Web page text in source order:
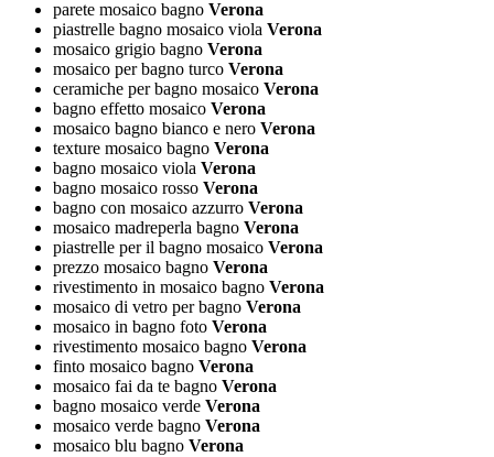
parete mosaico bagno Verona
piastrelle bagno mosaico viola Verona
mosaico grigio bagno Verona
mosaico per bagno turco Verona
ceramiche per bagno mosaico Verona
bagno effetto mosaico Verona
mosaico bagno bianco e nero Verona
texture mosaico bagno Verona
bagno mosaico viola Verona
bagno mosaico rosso Verona
bagno con mosaico azzurro Verona
mosaico madreperla bagno Verona
piastrelle per il bagno mosaico Verona
prezzo mosaico bagno Verona
rivestimento in mosaico bagno Verona
mosaico di vetro per bagno Verona
mosaico in bagno foto Verona
rivestimento mosaico bagno Verona
finto mosaico bagno Verona
mosaico fai da te bagno Verona
bagno mosaico verde Verona
mosaico verde bagno Verona
mosaico blu bagno Verona